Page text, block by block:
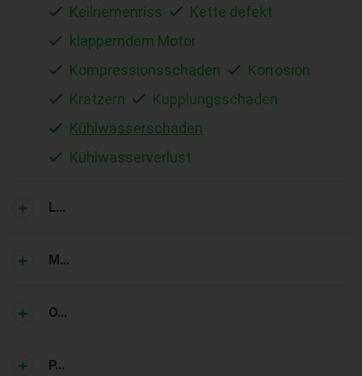
Keilriemenriss
Kette defekt
klapperndem Motor
Kompressionsschaden
Korrosion
Kratzern
Kupplungsschaden
Kühlwasserschaden
Kühlwasserverlust
L...
M...
O...
P...